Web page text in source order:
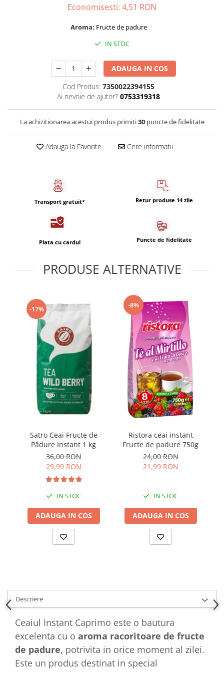
Economisesti: 4,51 RON
Aroma: Fructe de padure
IN STOC
ADAUGA IN COS
Cod Produs: 7350022394155
Ai nevoie de ajutor? 0753319318
La achizitionarea acestui produs primiti30puncte de fidelitate
Adauga la Favorite Cere informatii
Transport gratuit* Retur produse 14 zile
Plata cu cardul Puncte de fidelitate
PRODUSE ALTERNATIVE
-17%
Satro Ceai Fructe de
Pădure Instant 1 kg
36,00 RON
29,99 RON
IN STOC
ADAUGA IN COS
-8%
Ristora ceai instant
Fructe de padure 750g
24,00 RON
21,99 RON
IN STOC
ADAUGA IN COS
Descriere
Ceaiul Instant Caprimo este o bautura
excelenta cu o aroma racoritoare de fructe
de padure, potrivita in orice moment al zilei.
Este un produs destinat in special